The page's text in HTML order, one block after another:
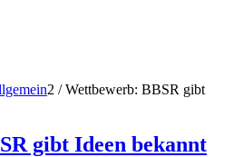
2 / Wettbewerb: BBSR gibt
gibt Ideen bekannt